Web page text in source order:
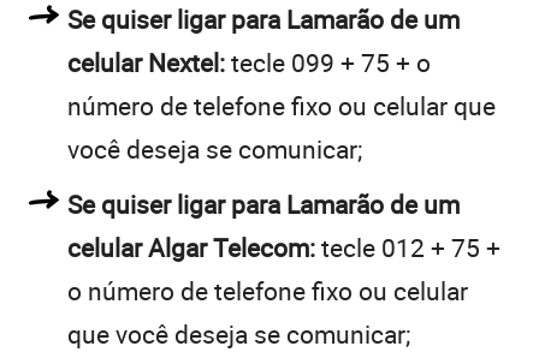
Se quiser ligar para Lamarão de um
celular Nextel:tecle 099 + 75 + o
número de telefone fixo ou celular que
você deseja se comunicar;
Se quiser ligar para Lamarão de um
celular Algar Telecom:tecle 012 + 75 +
o número de telefone fixo ou celular
que você deseja se comunicar;